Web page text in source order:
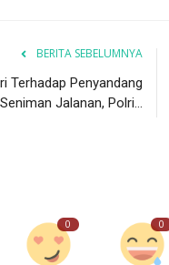
BERITA SEBELUMNYA
Terhadap Penyandang
Jalanan, Polri...
0 0
edukasi hukum bagi desa,